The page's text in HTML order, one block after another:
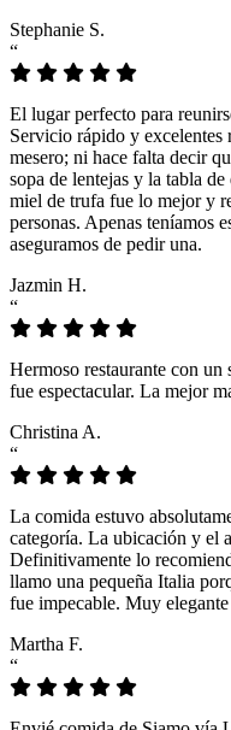
Stephanie S.
“
El lugar perfecto para
Servicio rápido y excelentes
mesero; ni hace falta decir
sopa de lentejas y la tabla
miel de trufa fue lo mejor y
personas. Apenas teníamos
aseguramos de pedir una.
Jazmin H.
“
Hermoso restaurante con
fue espectacular. La mejor
Christina A.
“
La comida estuvo
categoría. La ubicación y el
Definitivamente lo
llamo una pequeña Italia
fue impecable. Muy
Martha F.
“